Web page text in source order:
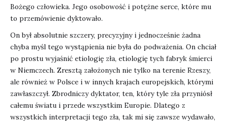
Bożego człowieka. Jego osobowość i potężne serce, które mu
to przemówienie dyktowało.
On był absolutnie szczery, precyzyjny i jednocześnie żadna
chyba myśl tego wystąpienia nie była do podważenia. On chciał
po prostu wyjaśnić etiologię zła, etiologię tych fabryk śmierci
w Niemczech. Zresztą założonych nie tylko na terenie Rzeszy,
ale również w Polsce i w innych krajach europejskich, którymi
zawłaszczył. Zbrodniczy dyktator, ten, który tyle zła przyniósł
całemu światu i przede wszystkim Europie. Dlatego z
wszystkich interpretacji tego zła, tak mi się zawsze wydawało,